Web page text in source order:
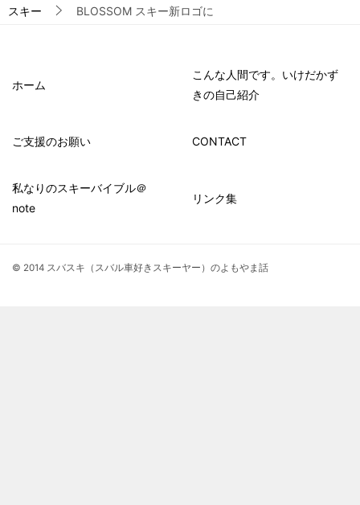
スキー
BLOSSOM スキー新ロゴに
ホーム
こんな人間です。いけだかず
きの自己紹介
ご支援のお願い CONTACT
私なりのスキーバイブル＠
note
リンク集
© 2014 スバスキ（スバル車好きスキーヤー）のよもやま話